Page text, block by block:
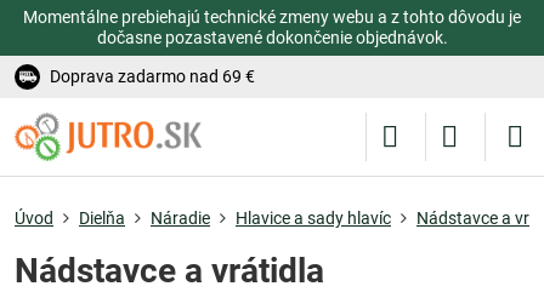
Momentálne prebiehajú technické zmeny webu a z tohto dôvodu je
dočasne pozastavené dokončenie objednávok.
Doprava zadarmo nad 69 €
Úvod Dielňa Náradie Hlavice a sady hlavíc Nádstavce a
Nádstavce a vrátidla